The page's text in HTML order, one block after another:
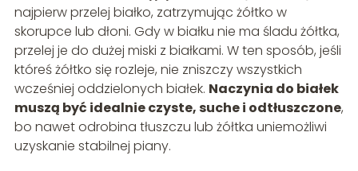
najpierw przelej białko, zatrzymując żółtko w
skorupce lub dłoni. Gdy w białku nie ma śladu żółtka,
przelej je do dużej miski z białkami. W ten sposób, jeśli
któreś żółtko się rozleje, nie zniszczy wszystkich
wcześniej oddzielonych białek. Naczynia do białek
muszą być idealnie czyste, suche i odtłuszczone,
bo nawet odrobina tłuszczu lub żółtka uniemożliwi
uzyskanie stabilnej piany.